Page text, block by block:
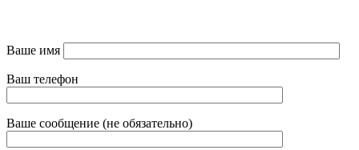
Ваше имя
Ваш телефон
Ваше сообщение (не обязательно)